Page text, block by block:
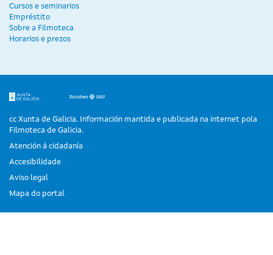
Cursos e seminarios
Empréstito
Sobre a Filmoteca
Horarios e prezos
cc Xunta de Galicia. Información mantida e publicada na internet pola
Filmoteca de Galicia.
Atención á cidadanía
Accesibilidade
Aviso legal
Mapa do portal